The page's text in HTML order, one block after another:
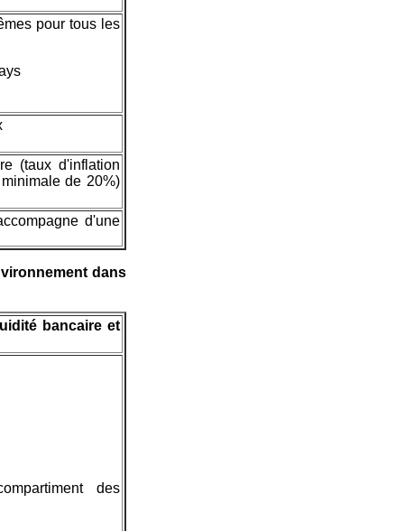
pour tous les
(taux d'inflation
de 20%)
d'une
dans
bancaire et
des